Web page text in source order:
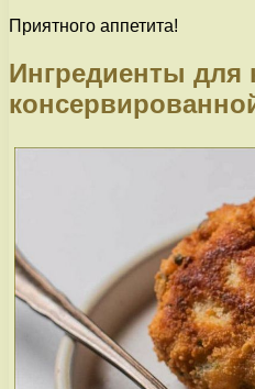
Приятного аппетита!
Ингредиенты для